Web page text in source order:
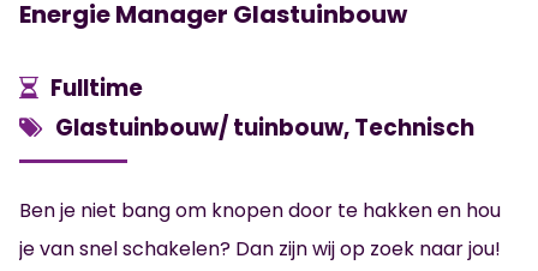
Energie Manager Glastuinbouw
Fulltime
Glastuinbouw/ tuinbouw, Technisch
Ben je niet bang om knopen door te hakken en hou
je van snel schakelen? Dan zijn wij op zoek naar jou!